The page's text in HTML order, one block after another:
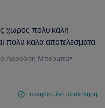
χωρος πολυ καλη
πολυ καλα αποτελεσματα
Αφροδίτη Μπαρμπα•
Επαληθευμένη αξιολόγηση